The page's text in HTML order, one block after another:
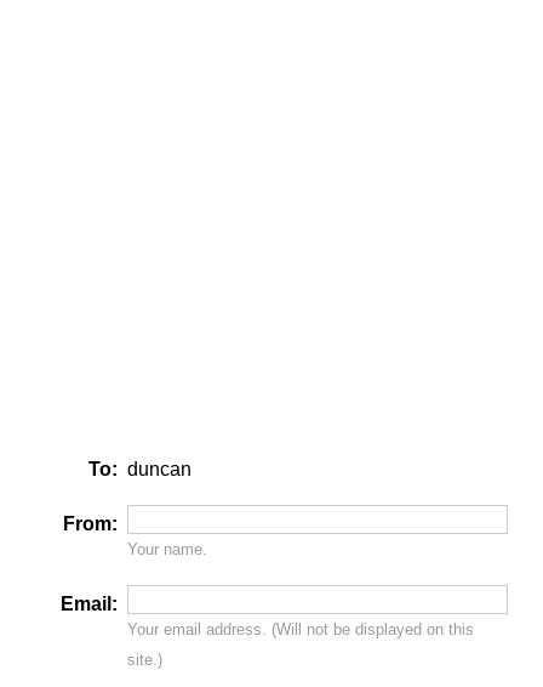
To: duncan
From:
Your name.
Email:
Your email address. (Will notbe displayed on this
site.)